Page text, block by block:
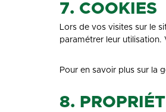
7. COOKIES
Lors de vos visites sur le
paramétrer leur
Pour en savoir plus sur la
8.